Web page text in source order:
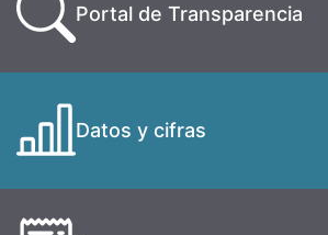
Portal de Transparencia
Datos y cifras